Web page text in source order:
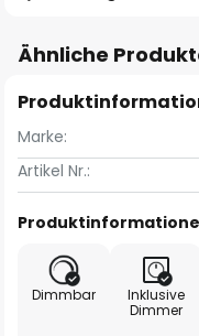
Ähnliche
Marke:
Artikel Nr.:
Dimmbar
Inklusive
Dimmer